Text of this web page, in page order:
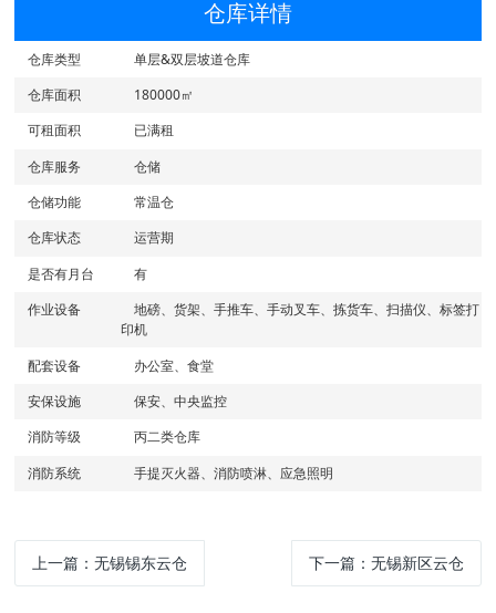
仓库详情
仓库类型
单层&双层坡道仓库
仓库面积
180000㎡
可租面积
已满租
仓库服务
仓储
仓储功能
常温仓
仓库状态
运营期
是否有月台
有
作业设备
地磅、货架、手推车、手动叉车、拣货车、扫描仪、标签打
印机
配套设备
办公室、食堂
安保设施
保安、中央监控
消防等级
丙二类仓库
消防系统
手提灭火器、消防喷淋、应急照明
上一篇：无锡锡东云仓 下一篇： 无锡新区云仓